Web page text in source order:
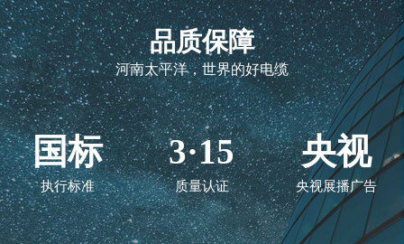
品质保障
河南太平洋，世界的好电缆
国标
执行标准
3·15
质量认证
央视
央视展播广告